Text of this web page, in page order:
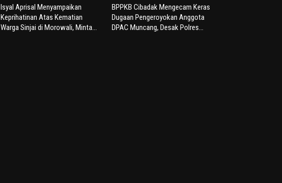
Isyal Aprisal Menyampaikan
Keprihatinan Atas Kematian
Warga Sinjai di Morowali, Minta...
BPPKB Cibadak Mengecam Keras
Dugaan Pengeroyokan Anggota
DPAC Muncang, Desak Polres...